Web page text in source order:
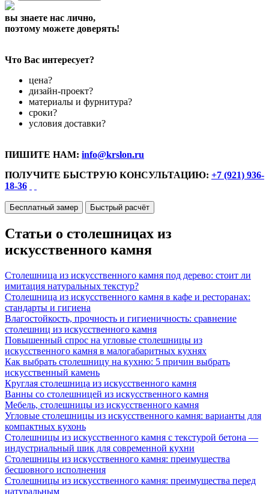
вы знаете нас лично,
поэтому можете доверять!
Что Вас интересует?
цена?
дизайн-проект?
материалы и фурнитура?
сроки?
условия доставки?
ПИШИТЕ НАМ: info@krslon.ru
ПОЛУЧИТЕ БЫСТРУЮ КОНСУЛЬТАЦИЮ: +7 (921) 936-
18-36
Бесплатный замер Быстрый расчёт
Статьи о столешницах из
искусственного камня
Столешница из искусственного камня под дерево: стоит ли
имитация натуральных текстур?
Столешница из искусственного камня в кафе и ресторанах:
стандарты и гигиена
Влагостойкость, прочность и гигиеничность: сравнение
столешниц из искусственного камня
Повышенный спрос на угловые столешницы из
искусственного камня в малогабаритных кухнях
Как выбрать столешницу на кухню: 5 причин выбрать
искусственный камень
Круглая столешница из искусственного камня
Ванны со столешницей из искусственного камня
Мебель, столешницы из искусственного камня
Угловые столешницы из искусственного камня: варианты для
компактных кухонь
Столешницы из искусственного камня с текстурой бетона —
индустриальный шик для современной кухни
Столешницы из искусственного камня: преимущества
бесшовного исполнения
Столешницы из искусственного камня: преимущества перед
натуральным